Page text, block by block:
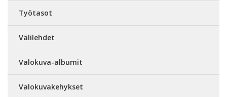
Työtasot
Välilehdet
Valokuva-albumit
Valokuvakehykset